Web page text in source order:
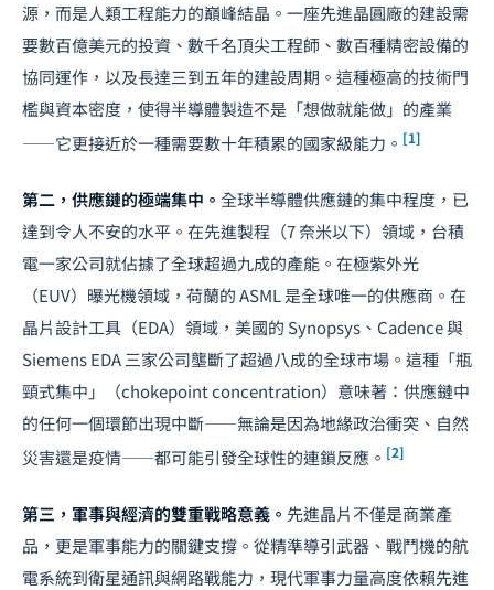
源，而是人類工程能力的巔峰結晶。一座先進晶圓廠的建設需
要數百億美元的投資、數千名頂尖工程師、數百種精密設備的
協同運作，以及長達三到五年的建設周期。這種極高的技術門
檻與資本密度，使得半導體製造不是「想做就能做」的產業
——它更接近於一種需要數十年積累的國家級能力。 [1]
第二，供應鏈的極端集中。 全球半導體供應鏈的集中程度，已
達到令人不安的水平。在先進製程（7 奈米以下）領域，台積
電一家公司就佔據了全球超過九成的產能。在極紫外光
（EUV）曝光機領域，荷蘭的 ASML 是全球唯一的供應商。在
晶片設計工具（EDA）領域，美國的 Synopsys、Cadence 與
Siemens EDA 三家公司壟斷了超過八成的全球市場。這種「瓶
頸式集中」（chokepoint concentration）意味著：供應鏈中
的任何一個環節出現中斷——無論是因為地緣政治衝突、自然
災害還是疫情——都可能引發全球性的連鎖反應。 [2]
第三，軍事與經濟的雙重戰略意義。 先進晶片不僅是商業產
品，更是軍事能力的關鍵支撐。從精準導引武器、戰鬥機的航
電系統到衛星通訊與網路戰能力，現代軍事力量高度依賴先進